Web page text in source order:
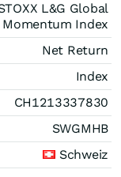
L&G Global
Momentum Index
Net Return
Index
CH1213337830
SWGMHB
Schweiz